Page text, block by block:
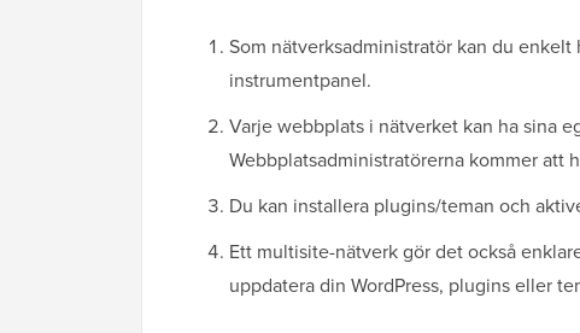
Som nätverksadministratör kan du
instrumentpanel.
Varje webbplats i nätverket kan ha sina
Webbplatsadministratörerna kommer att
Du kan installera plugins/teman och
Ett multisite-nätverk gör det också
uppdatera din WordPress, plugins eller